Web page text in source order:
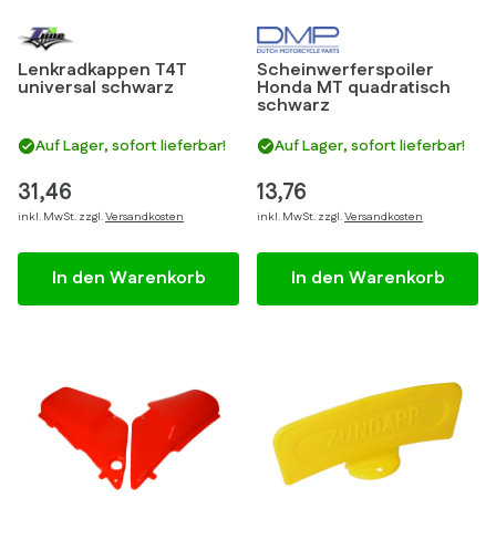
Lenkradkappen T4T
universal schwarz
Auf Lager, sofort lieferbar!
31,46
inkl. MwSt. zzgl.Versandkosten
In den Warenkorb
Scheinwerferspoiler
Honda MT quadratisch
schwarz
Auf Lager, sofort lieferbar!
13,76
inkl. MwSt. zzgl.Versandkosten
In den Warenkorb